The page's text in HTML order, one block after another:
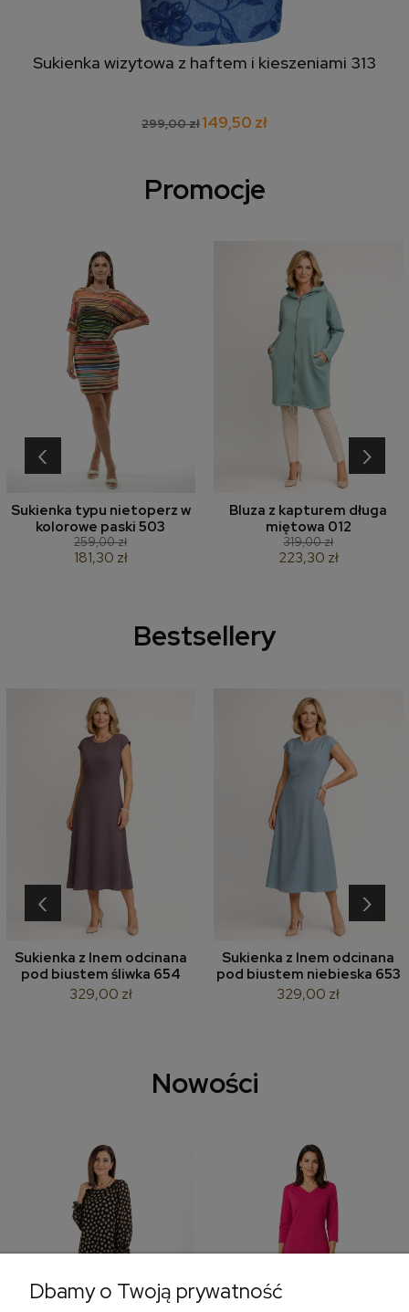
Sukienka wizytowa z haftem i kieszeniami 313
299,00 zł149,50 zł
Promocje
Sukienka typu nietoperz w
kolorowe paski 503
259,00 zł
181,30 zł
Bluza z kapturem długa
miętowa 012
319,00 zł
223,30 zł
‹ ›
Bestsellery
Sukienka z lnem odcinana
pod biustem śliwka 654
329,00 zł
Sukienka z lnem odcinana
pod biustem niebieska 653
329,00 zł
‹ ›
Nowości
Dbamy o Twoją prywatność